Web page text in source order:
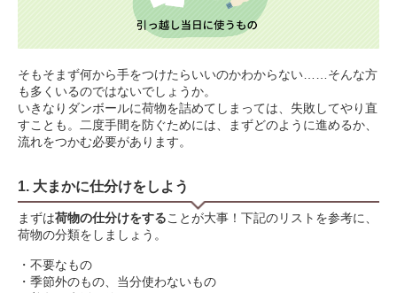
そもそまず何から手をつけたらいいのかわからない……そんな方
も多くいるのではないでしょうか。
いきなりダンボールに荷物を詰めてしまっては、失敗してやり直
すことも。二度手間を防ぐためには、まずどのように進めるか、
流れをつかむ必要があります。
1. 大まかに仕分けをしよう
まずは荷物の仕分けをすることが大事！下記のリストを参考に、
荷物の分類をしましょう。
・不要なもの
・季節外のもの、当分使わないもの